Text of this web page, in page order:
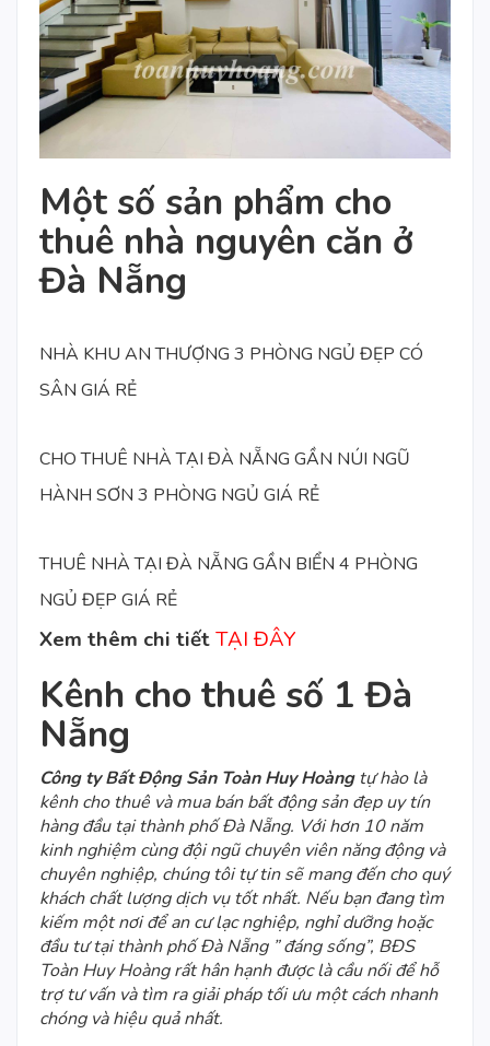
Một số sản phẩm cho
thuê nhà nguyên căn ở
Đà Nẵng
NHÀ KHU AN THƯỢNG 3 PHÒNG NGỦ ĐẸP CÓ
SÂN GIÁ RẺ
CHO THUÊ NHÀ TẠI ĐÀ NẴNG GẦN NÚI NGŨ
HÀNH SƠN 3 PHÒNG NGỦ GIÁ RẺ
THUÊ NHÀ TẠI ĐÀ NẴNG GẦN BIỂN 4 PHÒNG
NGỦ ĐẸP GIÁ RẺ
Xem thêm chi tiếtTẠI ĐÂY
Kênh cho thuê số 1 Đà
Nẵng
Công ty Bất Động Sản Toàn Huy Hoàngtự hào là
kênh cho thuê và mua bán bất động sản đẹp uy tín
hàng đầu tại thành phố Đà Nẵng. Với hơn 10 năm
kinh nghiệm cùng đội ngũ chuyên viên năng động và
chuyên nghiệp, chúng tôi tự tin sẽ mang đến cho quý
khách chất lượng dịch vụ tốt nhất. Nếu bạn đang tìm
kiếm một nơi để an cư lạc nghiệp, nghỉ dưỡng hoặc
đầu tư tại thành phố Đà Nẵng ” đáng sống”, BĐS
Toàn Huy Hoàng rất hân hạnh được là cầu nối để hỗ
trợ tư vấn và tìm ra giải pháp tối ưu một cách nhanh
chóng và hiệu quả nhất.